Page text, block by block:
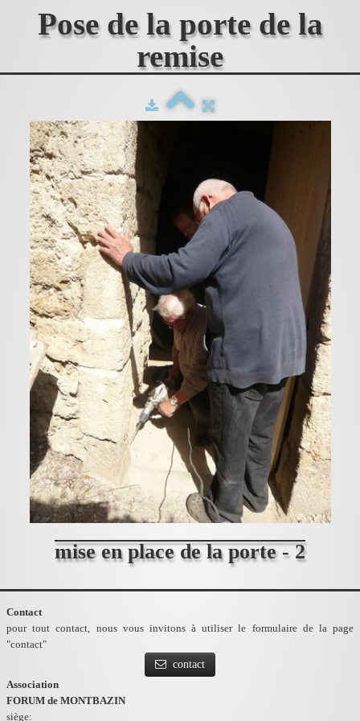
Pose de la porte de la
remise
mise en place de la porte - 2
Contact
pour tout contact, nous vous invitons à utiliser le formulaire de la page
"contact"
contact
Association
FORUM de MONTBAZIN
siège: